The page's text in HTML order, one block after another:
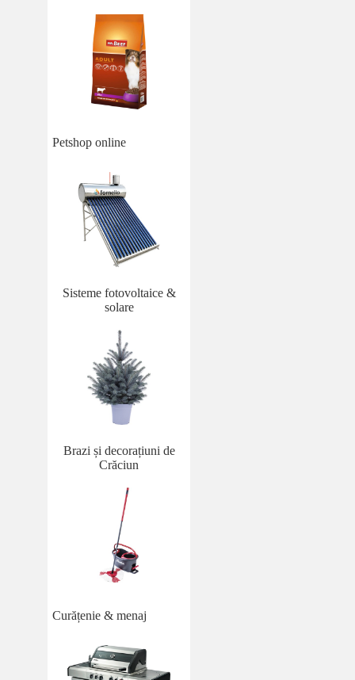
Petshop online
Sisteme fotovoltaice &
solare
Brazi și decorațiuni de
Crăciun
Curățenie & menaj